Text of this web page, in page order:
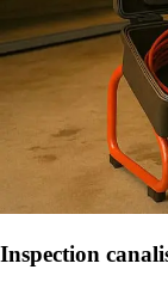
Inspection